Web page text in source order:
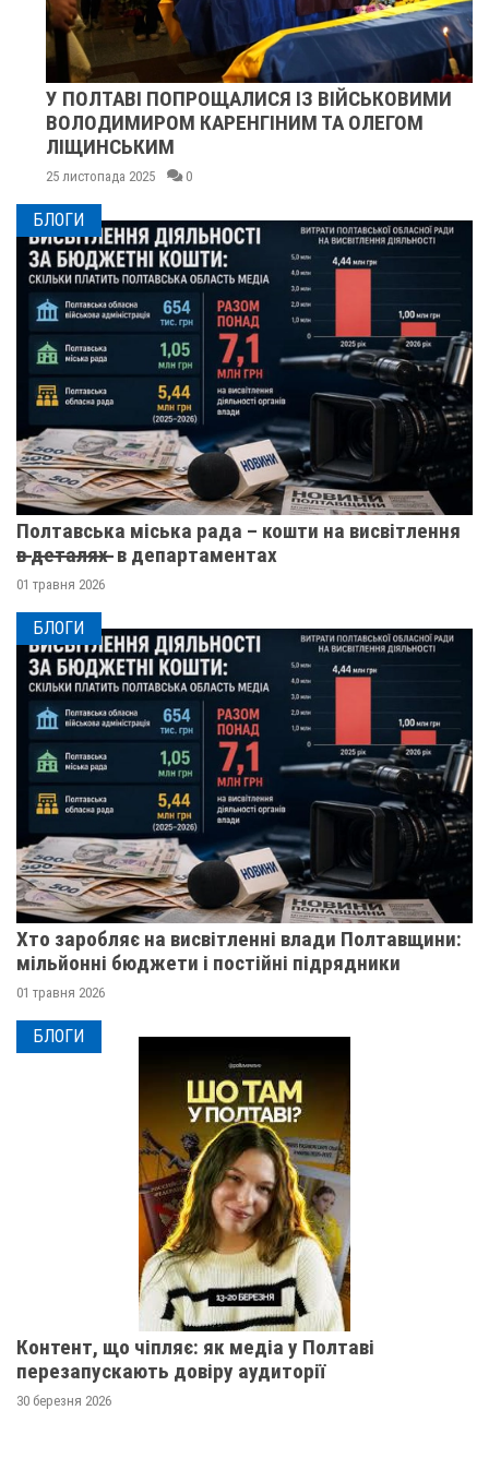
У ПОЛТАВІ ПОПРОЩАЛИСЯ ІЗ ВІЙСЬКОВИМИ
ВОЛОДИМИРОМ КАРЕНГІНИМ ТА ОЛЕГОМ
ЛІЩИНСЬКИМ
25 листопада 2025 0
БЛОГИ
Полтавська міська рада – кошти на висвітлення
в̶ ̶д̶е̶т̶а̶л̶я̶х̶ ̶ в департаментах
01 травня 2026
БЛОГИ
Хто заробляє на висвітленні влади Полтавщини:
мільйонні бюджети і постійні підрядники
01 травня 2026
БЛОГИ
Контент, що чіпляє: як медіа у Полтаві
перезапускають довіру аудиторії
30 березня 2026